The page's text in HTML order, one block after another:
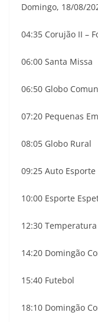
Domingo, 18/08/
04:35 Corujão II –
06:00 Santa Missa
06:50 Globo
07:20 Pequenas
08:05 Globo Rural
09:25 Auto Esporte
10:00 Esporte
12:30
14:20 Domingão
15:40 Futebol
18:10 Domingão